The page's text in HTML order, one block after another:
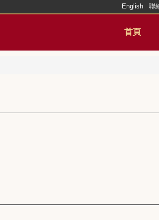
首頁
English 聯